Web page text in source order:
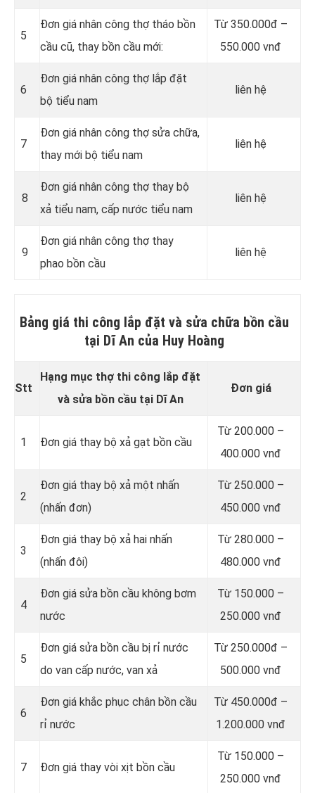
5
Đơn giá nhân công thợ tháo bồn
cầu cũ, thay bồn cầu mới:
Từ 350.000đ –
550.000 vnđ
6
Đơn giá nhân công thợ lắp đặt
bộ tiểu nam
liên hệ
7
Đơn giá nhân công thợ sửa chữa,
thay mới bộ tiểu nam
liên hệ
8
Đơn giá nhân công thợ thay bộ
xả tiểu nam, cấp nước tiểu nam
liên hệ
9
Đơn giá nhân công thợ thay
phao bồn cầu
liên hệ
Bảng giá thi công lắp đặt và sửa chữa bồn cầu
tại Dĩ An của Huy Hoàng
Stt
Hạng mục thợ thi công lắp đặt
và sửa bồn cầu tại Dĩ An
Đơn giá
1 Đơn giá thay bộ xả gạt bồn cầu
Từ 200.000 –
400.000 vnđ
2
Đơn giá thay bộ xả một nhấn
(nhấn đơn)
Từ 250.000 –
450.000 vnđ
3
Đơn giá thay bộ xả hai nhấn
(nhấn đôi)
Từ 280.000 –
480.000 vnđ
4
Đơn giá sửa bồn cầu không bơm
nước
Từ 150.000 –
250.000 vnđ
5
Đơn giá sửa bồn cầu bị rỉ nước
do van cấp nước, van xả
Từ 250.000đ –
500.000 vnđ
6
Đơn giá khắc phục chân bồn cầu
rỉ nước
Từ 450.000đ –
1.200.000 vnđ
7 Đơn giá thay vòi xịt bồn cầu
Từ 150.000 –
250.000 vnđ